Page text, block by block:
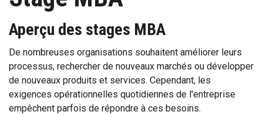
Aperçu des stages MBA
De nombreuses organisations souhaitent améliorer leurs
processus, rechercher de nouveaux marchés ou développer
de nouveaux produits et services. Cependant, les
exigences opérationnelles quotidiennes de l'entreprise
empêchent parfois de répondre à ces besoins.